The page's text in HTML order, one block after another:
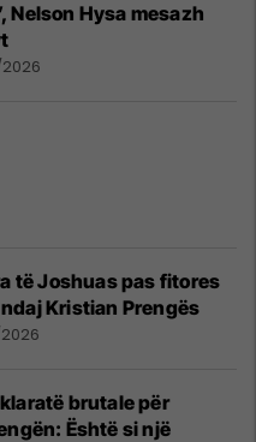
Nelson Hysa mesazh
të Joshuas pas fitores
Kristian Prengës
brutale për
Është si një